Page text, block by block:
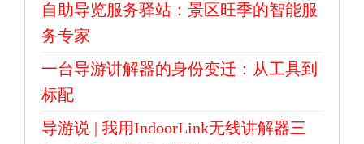
自助导览服务驿站：景区旺季的智能服
务专家
一台导游讲解器的身份变迁：从工具到
标配
导游说 | 我用IndoorLink无线讲解器三